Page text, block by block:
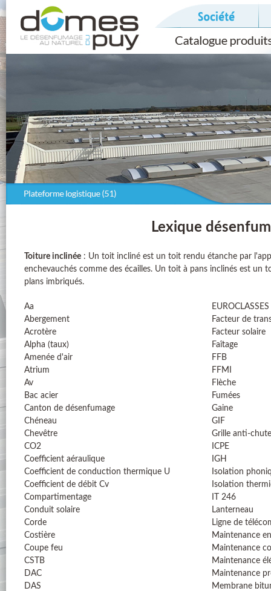
Lexique
Toiture inclinée : Un toit incliné est un toit rendu étanche par
enchevauchés comme des écailles. Un toit à pans inclinés est
plans imbriqués.
Aa
Abergement
Acrotère
Alpha (taux)
Amenée d'air
Atrium
Av
Bac acier
Canton de désenfumage
Chéneau
Chevêtre
CO2
Coefficient aéraulique
Coefficient de conduction thermique U
Coefficient de débit Cv
Compartimentage
Conduit solaire
Corde
Costière
Coupe feu
CSTB
DAC
DAS
EUROCLASSES
Facteur de
Facteur solaire
Faîtage
FFB
FFMI
Flèche
Fumées
Gaine
GIF
Grille anti-chute
ICPE
IGH
Isolation
Isolation
IT 246
Lanterneau
Ligne de
Maintenance
Maintenance
Maintenance
Maintenance
Membrane